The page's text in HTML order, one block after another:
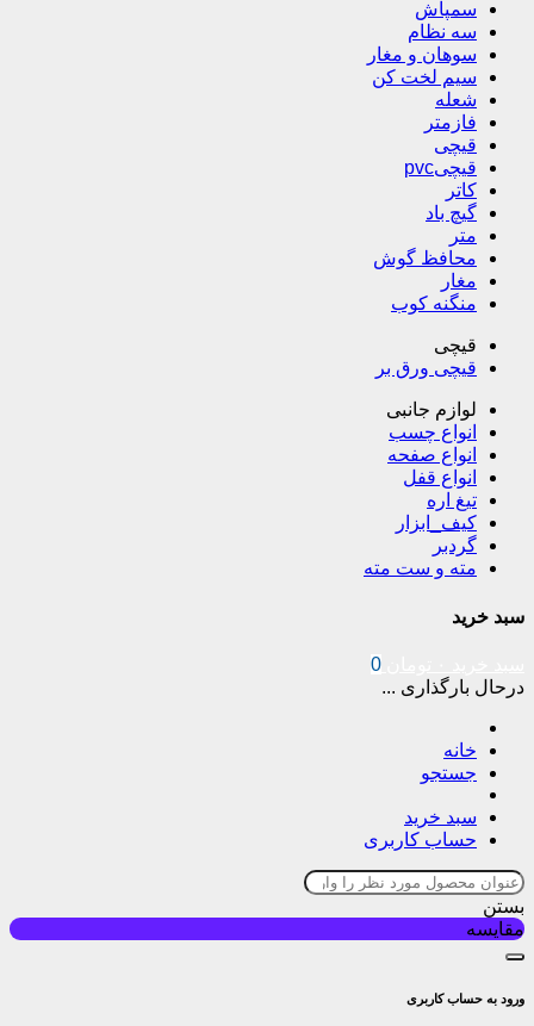
سمپاش
سه نظام
سوهان و مغار
سیم لخت کن
شعله
فازمتر
قیچی
قیچیpvc
کاتر
گیچ باد
متر
محافظ گوش
مغار
منگنه کوب
قیچی
قیچی ورق بر
لوازم جانبی
انواع چسب
انواع صفحه
انواع قفل
تیغ اره
کیف_ابزار
گردبر
مته و ست مته
سبد خرید
0
درحال بارگذاری ...
خانه
جستجو
سبد خرید
حساب کاربری
بستن
مقایسه
ورود به حساب کاربری